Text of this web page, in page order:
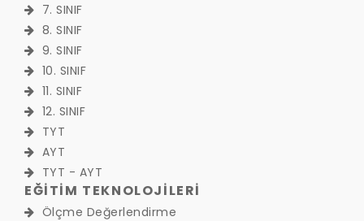
7. SINIF
8. SINIF
9. SINIF
10. SINIF
11. SINIF
12. SINIF
TYT
AYT
TYT - AYT
EĞİTİM TEKNOLOJİLERİ
Ölçme Değerlendirme